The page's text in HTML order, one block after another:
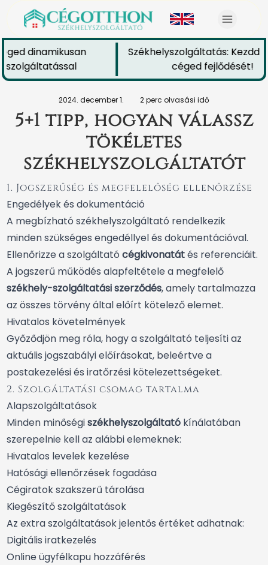
dinamikusan
Székhelyszolgáltatás: Kezdd
céged fejlődését!
2024. december 1. 2 perc olvasási idő
5+1 tipp, hogyan válassz
tökéletes
székhelyszolgáltatót
1. Jogszerűség és megfelelőség ellenőrzése
Engedélyek és dokumentáció
A megbízható székhelyszolgáltató rendelkezik
minden szükséges engedéllyel és dokumentációval.
Ellenőrizze a szolgáltató cégkivonatátés referenciáit.
A jogszerű működés alapfeltétele a megfelelő
székhely-szolgáltatási szerződés, amely tartalmazza
az összes törvény által előírt kötelező elemet.
Hivatalos követelmények
Győződjön meg róla, hogy a szolgáltató teljesíti az
aktuális jogszabályi előírásokat, beleértve a
postakezelési és iratőrzési kötelezettségeket.
2. Szolgáltatási csomag tartalma
Alapszolgáltatások
Minden minőségiszékhelyszolgáltató kínálatában
szerepelnie kell az alábbi elemeknek:
Hivatalos levelek kezelése
Hatósági ellenőrzések fogadása
Cégiratok szakszerű tárolása
Kiegészítő szolgáltatások
Az extra szolgáltatások jelentős értéket adhatnak:
Digitális iratkezelés
Online ügyfélkapu hozzáférés